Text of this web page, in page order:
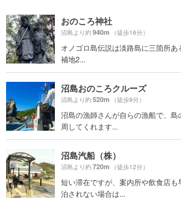
おのころ神社
沼島より約940m （徒歩16分）
オノゴロ島伝説は淡路島に三箇
補地2...
沼島おのころクルーズ
沼島より約520m （徒歩9分）
沼島の漁師さんが自らの漁船で、
周してくれます...
沼島汽船（株）
沼島より約720m （徒歩12分）
短い滞在ですが、案内所や飲食店
泊されない場合は...